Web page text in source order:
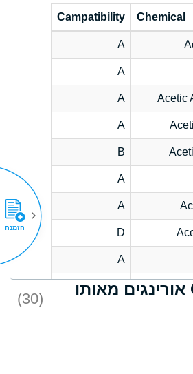
Chemical
Campatibility
A
A
Acetic
A
A
B
A
A
D
A
D
עוד O-Ring אורינגים מאותו
(30)
הזמנה